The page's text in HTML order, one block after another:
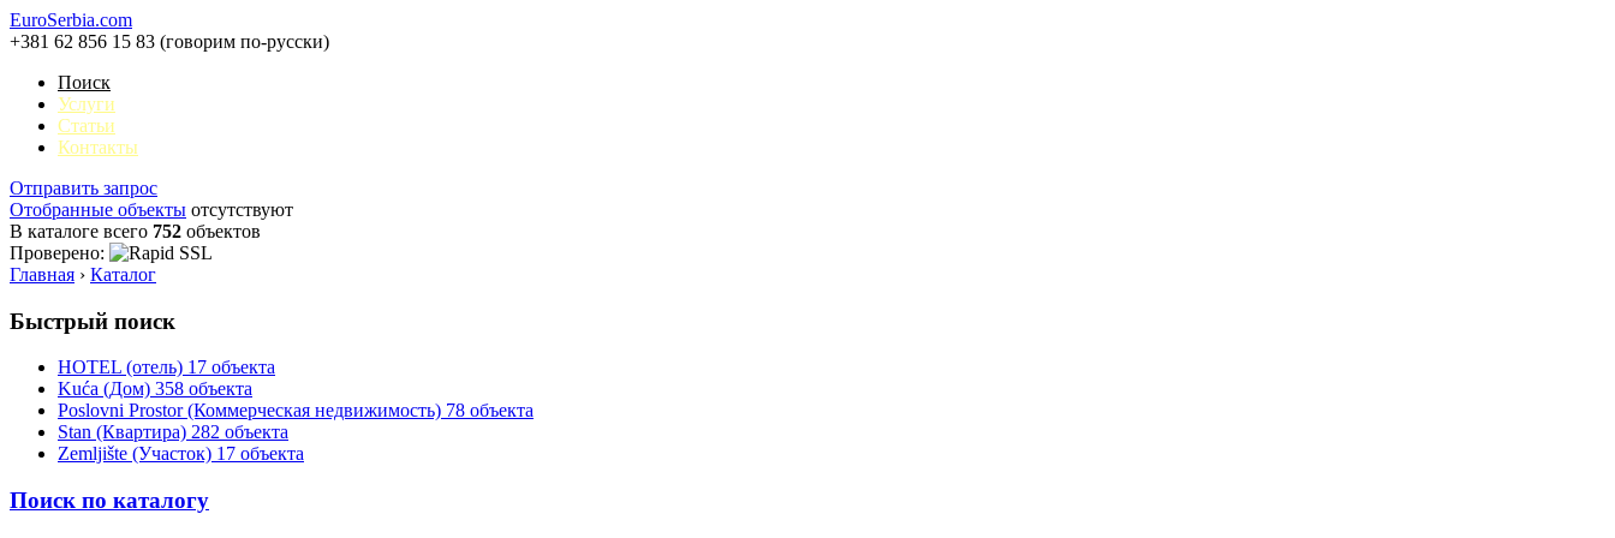
EuroSerbia.com
+381 62 856 15 83 (говорим по-русски)
Поиск
Услуги
Статьи
Контакты
Отправить запрос
Отобранные объекты отсутствуют
В каталоге всего 752 объектов
Проверено:
Главная › Каталог
Быстрый поиск
HOTEL (отель) 17 объекта
Kuća (Дом) 358 объекта
Poslovni Prostor (Коммерческая недвижимость) 78 объекта
Stan (Квартира) 282 объекта
Zemljište (Участок) 17 объекта
Поиск по каталогу